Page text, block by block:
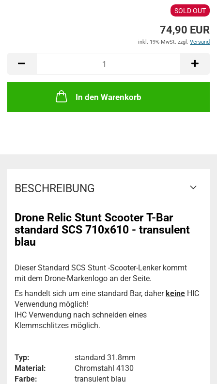
SOLD OUT
74,90 EUR
inkl. 19% MwSt. zzgl. Versand
In den Warenkorb
BESCHREIBUNG
Drone Relic Stunt Scooter T-Bar
standard SCS 710x610 - transulent
blau
Dieser Standard SCS Stunt -Scooter-Lenker kommt
mit dem Drone-Markenlogo an der Seite.
Es handelt sich um eine standard Bar, daherkeine HIC
Verwendung möglich!
IHC Verwendung nach schneiden eines
Klemmschlitzes möglich.
Typ:
Material:
Farbe:
standard 31.8mm
Chromstahl 4130
transulent blau